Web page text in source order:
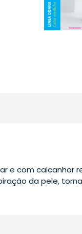
e com calcanhar
da pele,